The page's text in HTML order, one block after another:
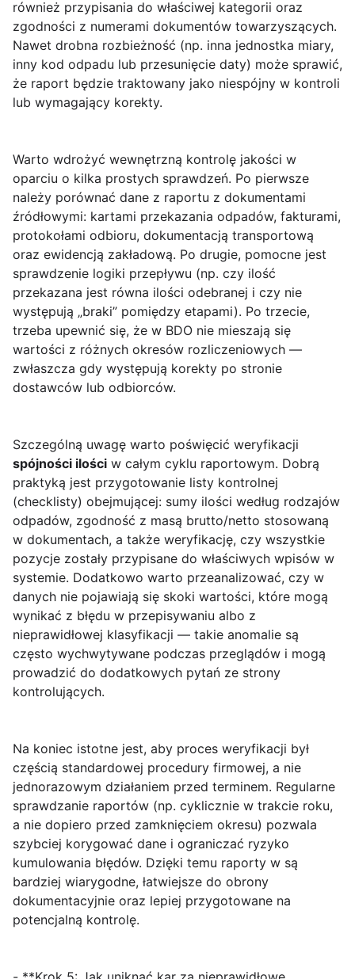
również przypisania do właściwej kategorii oraz
zgodności z numerami dokumentów towarzyszących.
Nawet drobna rozbieżność (np. inna jednostka miary,
inny kod odpadu lub przesunięcie daty) może sprawić,
że raport będzie traktowany jako niespójny w kontroli
lub wymagający korekty.
Warto wdrożyć wewnętrzną kontrolę jakości w
oparciu o kilka prostych sprawdzeń. Po pierwsze
należy porównać dane z raportu z dokumentami
źródłowymi: kartami przekazania odpadów, fakturami,
protokołami odbioru, dokumentacją transportową
oraz ewidencją zakładową. Po drugie, pomocne jest
sprawdzenie logiki przepływu (np. czy ilość
przekazana jest równa ilości odebranej i czy nie
występują „braki” pomiędzy etapami). Po trzecie,
trzeba upewnić się, że w BDO nie mieszają się
wartości z różnych okresów rozliczeniowych —
zwłaszcza gdy występują korekty po stronie
dostawców lub odbiorców.
Szczególną uwagę warto poświęcić weryfikacji
spójności ilości w całym cyklu raportowym. Dobrą
praktyką jest przygotowanie listy kontrolnej
(checklisty) obejmującej: sumy ilości według rodzajów
odpadów, zgodność z masą brutto/netto stosowaną
w dokumentach, a także weryfikację, czy wszystkie
pozycje zostały przypisane do właściwych wpisów w
systemie. Dodatkowo warto przeanalizować, czy w
danych nie pojawiają się skoki wartości, które mogą
wynikać z błędu w przepisywaniu albo z
nieprawidłowej klasyfikacji — takie anomalie są
często wychwytywane podczas przeglądów i mogą
prowadzić do dodatkowych pytań ze strony
kontrolujących.
Na koniec istotne jest, aby proces weryfikacji był
częścią standardowej procedury firmowej, a nie
jednorazowym działaniem przed terminem. Regularne
sprawdzanie raportów (np. cyklicznie w trakcie roku,
a nie dopiero przed zamknięciem okresu) pozwala
szybciej korygować dane i ograniczać ryzyko
kumulowania błędów. Dzięki temu raporty w są
bardziej wiarygodne, łatwiejsze do obrony
dokumentacyjnie oraz lepiej przygotowane na
potencjalną kontrolę.